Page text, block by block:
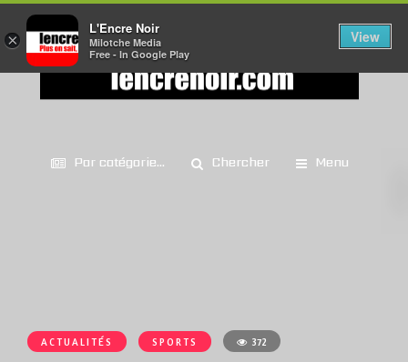
Par catégorie... Chercher Menu
ACTUALITÉS SPORTS 372
×
L'Encre Noir
Milotche Media
Free - In Google Play
View